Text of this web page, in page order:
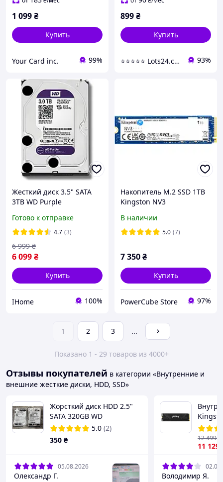
1 099₴
Купить
Your Card inc. 99%
899₴
Купить
⭐️⭐️⭐️⭐️⭐️ Lots24.com.ua 93%
Жесткий диск 3.5" SATA
3TB WD Purple
Готово к отправке
4.7 (3)
6 099₴
6 999 ₴
Купить
IHome 100%
Накопитель M.2 SSD 1TB
Kingston NV3
В наличии
5.0 (7)
7 350₴
Купить
PowerCube Store 97%
1 2 3 ...
Показано 1 - 29 товаров из 4000+
Отзывы покупателей в категории «Внутренние и
внешние жесткие диски, HDD, SSD»
Жорсткий диск HDD 2.5"
SATA 320GB WD
WD3200BEKT-75PVMT1 (б/
в)
5.0 (2)
350 ₴
05.08.2026
Олександр Г.
G5
11 129
12 499
Володимир Я.